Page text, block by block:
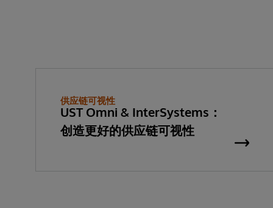
供应链可视性
UST Omni & InterSystems：
创造更好的供应链可视性